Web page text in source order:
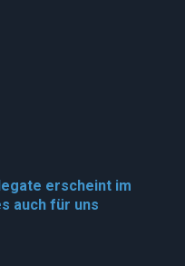
erscheint im
auch für uns